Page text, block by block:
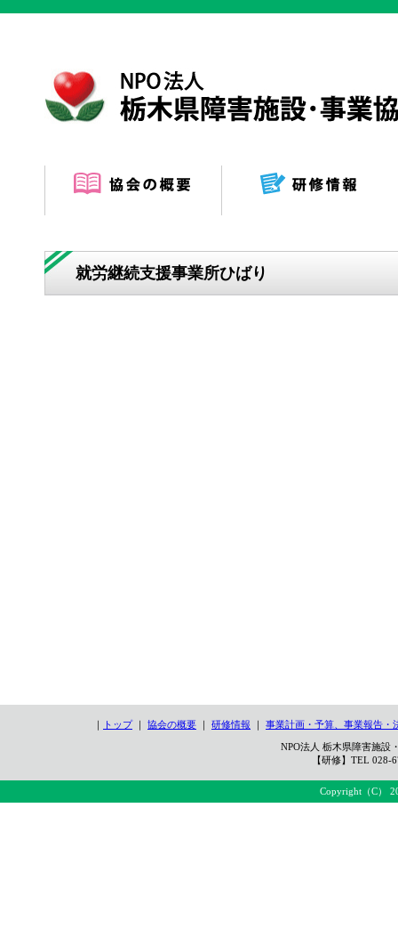
就労継続支援事業所ひばり
｜ トップ｜ 協会の概要 ｜ 研修情報 ｜ 事業計画・予算、事業報告・
NPO法人 栃木県障害施
【研修】TEL
Copyright（C）